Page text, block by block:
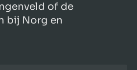
of de
bij Norg en